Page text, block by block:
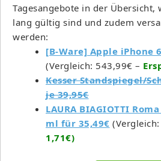
Tagesangebote in der Übersicht,
lang gültig sind und zudem
werden:
[B-Ware] Apple iPhone
(Vergleich: 543,99€ –
Kesser Standspiegel/
je 39,95€
LAURA BIAGIOTTI
ml für 35,49€
1,71€)